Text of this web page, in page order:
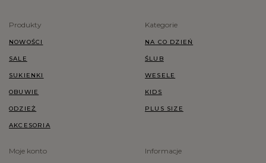
Produkty
NOWOŚCI
SALE
SUKIENKI
OBUWIE
ODZIEŻ
AKCESORIA
Kategorie
NA CO DZIEŃ
ŚLUB
WESELE
KIDS
PLUS SIZE
Moje konto Informacje